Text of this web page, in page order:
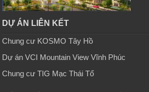
DỰ ÁN LIÊN KẾT
Chung cư KOSMO Tây Hồ
Dự án VCI Mountain View Vĩnh Phúc
Chung cư TIG Mạc Thái Tổ